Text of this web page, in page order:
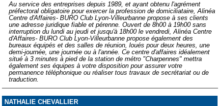
Au service des entreprises depuis 1989, et ayant obtenu l'agrément
préfectoral obligatoire pour exercer la profession de domiciliataire, Alinéa
Centre d'Affaires- BURO Club Lyon-Villeurbanne propose à ses clients
une adresse juridique fiable et pérenne. Ouvert de 8h00 à 19h00 sans
interruption du lundi au jeudi et jusqu'à 18h00 le vendredi, Alinéa Centre
d'Affaires- BURO Club Lyon-Villeurbanne propose également des
bureaux équipés et des salles de réunion, loués pour deux heures, une
demi-journée, une journée ou à l'année. Ce centre d'affaires idéalement
situé à 3 minutes à pied de la station de métro "Charpennes" mettra
également ses équipes à votre disposition pour assurer votre
permanence téléphonique ou réaliser tous travaux de secrétariat ou de
traduction.
NATHALIE CHEVALLIER